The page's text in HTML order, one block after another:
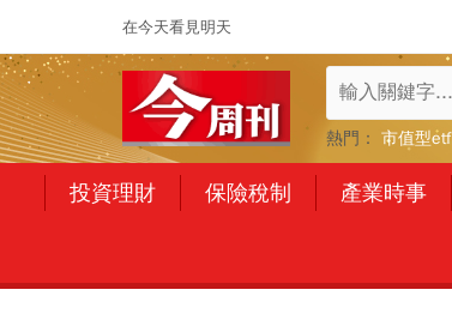
在今天看見明天
熱門： 市值型etf
投資理財 保險稅制 產業時事